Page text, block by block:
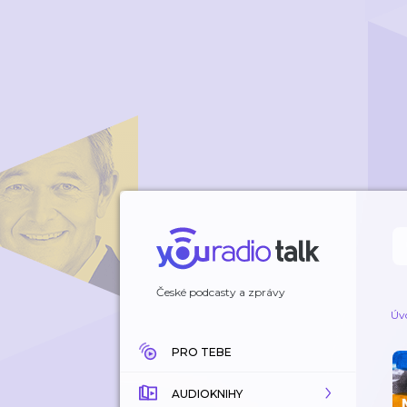
České podcasty a zprávy
PRO TEBE
AUDIOKNIHY